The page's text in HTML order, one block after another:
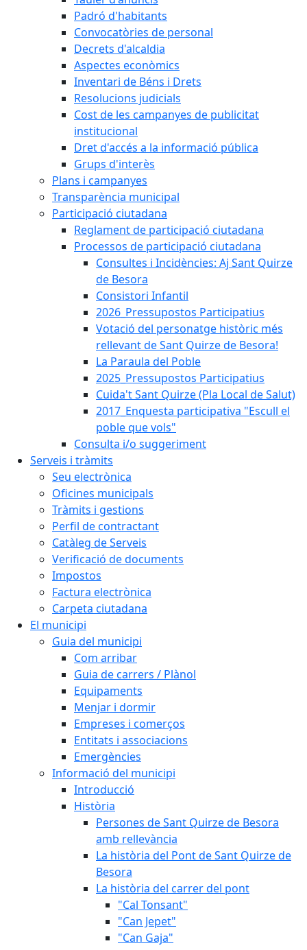
Padró d'habitants
Convocatòries de personal
Decrets d'alcaldia
Aspectes econòmics
Inventari de Béns i Drets
Resolucions judicials
Cost de les campanyes de publicitat
institucional
Dret d'accés a la informació pública
Grups d'interès
Plans i campanyes
Transparència municipal
Participació ciutadana
Reglament de participació ciutadana
Processos de participació ciutadana
Consultes i Incidències: Aj Sant Quirze
de Besora
Consistori Infantil
2026_Pressupostos Participatius
Votació del personatge històric més
rellevant de Sant Quirze de Besora!
La Paraula del Poble
2025_Pressupostos Participatius
Cuida't Sant Quirze (Pla Local de Salut)
2017_Enquesta participativa "Escull el
poble que vols"
Consulta i/o suggeriment
Serveis i tràmits
Seu electrònica
Oficines municipals
Tràmits i gestions
Perfil de contractant
Catàleg de Serveis
Verificació de documents
Impostos
Factura electrònica
Carpeta ciutadana
El municipi
Guia del municipi
Com arribar
Guia de carrers / Plànol
Equipaments
Menjar i dormir
Empreses i comerços
Entitats i associacions
Emergències
Informació del municipi
Introducció
Història
Persones de Sant Quirze de Besora
amb rellevància
La història del Pont de Sant Quirze de
Besora
La història del carrer del pont
"Cal Tonsant"
"Can Jepet"
"Can Gaja"